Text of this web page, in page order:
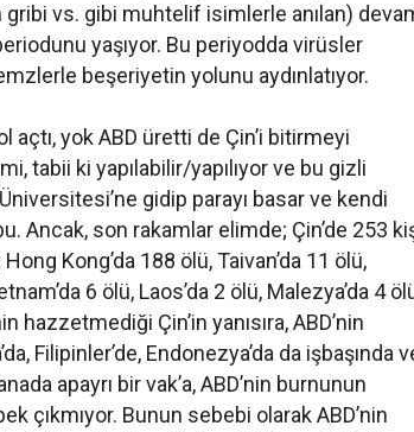
gribi vs. gibi muhtelif isimlerle anılan)
yaşıyor. Bu periyodda virüsler
beşeriyetin yolunu aydınlatıyor.
açtı, yok ABD üretti de Çin’i bitirmeyi
tabii ki yapılabilir/yapılıyor ve bu gizli
gidip parayı basar ve kendi
Ancak, son rakamlar elimde; Çin’de 253
Kong’da 188 ölü, Taivan’da 11 ölü,
6 ölü, Laos’da 2 ölü, Malezya’da 4
hazzetmediği Çin’in yanısıra, ABD’nin
Filipinler’de, Endonezya’da da işbaşında
apayrı bir vak’a, ABD’nin burnunun
çıkmıyor. Bunun sebebi olarak ABD’nin